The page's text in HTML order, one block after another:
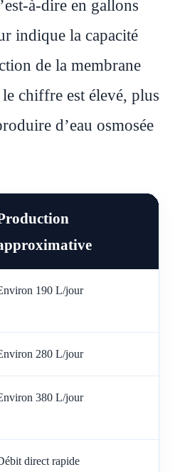
à-dire en gallons
indique la capacité
de la membrane
chiffre est élevé, plus
d’eau osmosée
190 L/jour
280 L/jour
380 L/jour
direct rapide